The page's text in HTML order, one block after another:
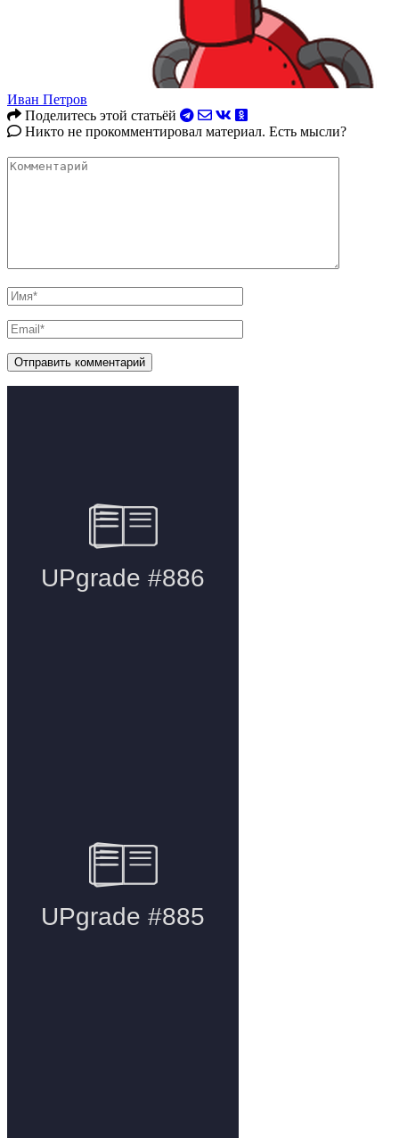
Иван Петров
Поделитесь этой статьёй
Никто не прокомментировал материал. Есть мысли?